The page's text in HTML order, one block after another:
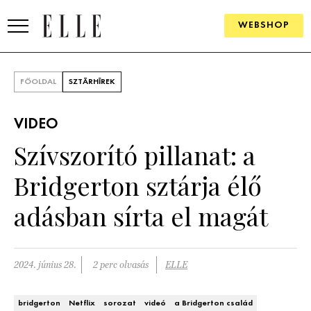
WEBSHOP
SZÉPSÉG
ÉLETMÓD
PÁRKAPCSOLAT
FŐOLDAL SZTÁRHÍREK
VIDEO
Szívszorító pillanat: a
Bridgerton sztárja élő
adásban sírta el magát
2024. június 28. 2 perc olvasás ELLE
bridgerton Netflix sorozat videó
a Bridgerton család